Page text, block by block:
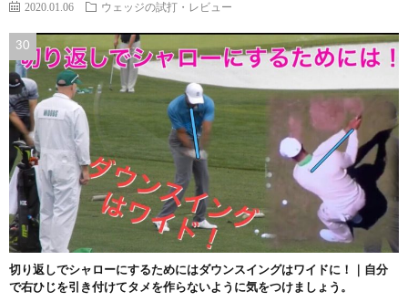
2020.01.06 ウェッジの試打・レビュー
切り返しでシャローにするためにはダウンスイングはワイドに！｜自分
で右ひじを引き付けてタメを作らないように気をつけましょう。